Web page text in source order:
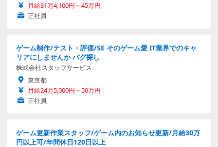
月給31万4,100円～45万円
正社員
ゲーム制作/テスト・評価/SE そのゲーム愛 IT業界でのキャ
リアにしませんか バグ探し
株式会社スタッフサービス
東京都
月給24万5,000円～50万円
正社員
ゲーム更新作業スタッフ/ゲーム内のお知らせ更新/月給30万
円以上可/年間休日120日以上